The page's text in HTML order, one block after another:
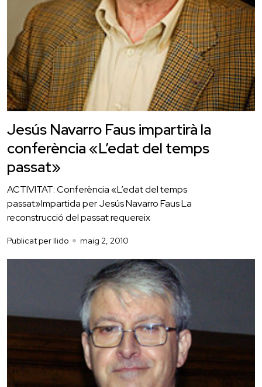
Jesús Navarro Faus impartirà la
conferència «L’edat del temps
passat»
ACTIVITAT: Conferència «L’edat del temps
passat»Impartida per Jesús Navarro Faus La
reconstrucció del passat requereix
Publicat per llido maig 2, 2010